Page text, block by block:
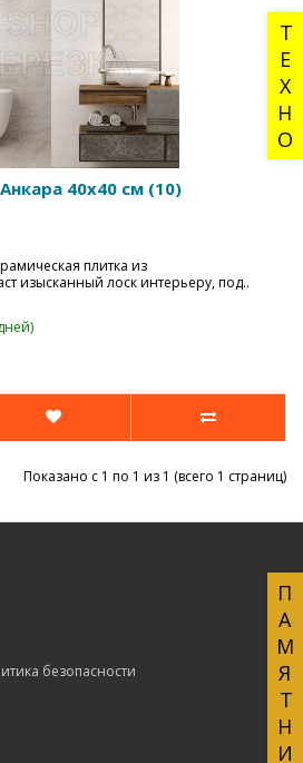
ТЕХНО
ПАМЯТНИКИ
40х40 см (10)
плитка из
изысканный лоск интерьеру, под..
Показано с 1 по 1 из 1 (всего 1 страниц)
безопасности